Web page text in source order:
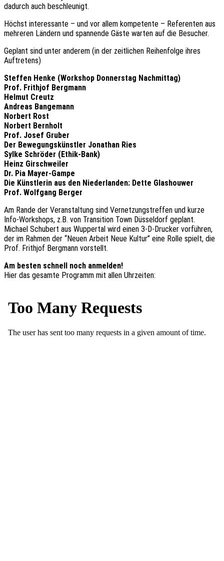
dadurch auch beschleunigt.
Höchst inter­es­san­te – und vor allem kompe­ten­te – Refe­ren­ten aus
mehre­ren Ländern und span­nen­de Gäste warten auf die Besucher.
Geplant sind unter ande­rem (in der zeit­li­chen Reihen­fol­ge ihres
Auftretens)
Stef­fen Henke (Work­shop Donners­tag Nachmittag)
Prof. Frith­jof Bergmann
Helmut Creutz
Andre­as Bangemann
Norbert Rost
Norbert Bernholt
Prof. Josef Gruber
Der Bewe­gungs­künst­ler Jona­than Ries
Sylke Schrö­der (Ethik-Bank)
Heinz Girschweiler
Dr. Pia Mayer-Gampe
Die Künst­le­rin aus den Nieder­lan­den: Dette Glashouwer
Prof. Wolf­gang Berger
Am Rande der Veran­stal­tung sind Vernet­zungs­tref­fen und kurze
Info-Work­shops, z.B. von Tran­si­ti­on Town Düssel­dorf geplant.
Micha­el Schu­bert aus Wupper­tal wird einen 3‑D-Drucker vorfüh­ren,
der im Rahmen der “Neuen Arbeit Neue Kultur” eine Rolle spielt, die
Prof. Frith­jof Berg­mann vorstellt.
Am besten schnell noch anmelden!
Hier das gesam­te Programm mit allen Uhrzeiten: